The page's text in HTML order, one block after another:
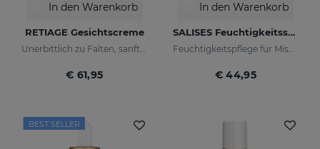
In den Warenkorb
RETIAGE Gesichtscreme
€ 61,95
In den Warenkorb
SALISES Feuchtigkeitsspendendes Cremegel
Feuchtigkeitspflege für Mischhaut mit Neigung zu Akne
€ 44,95
BEST SELLER